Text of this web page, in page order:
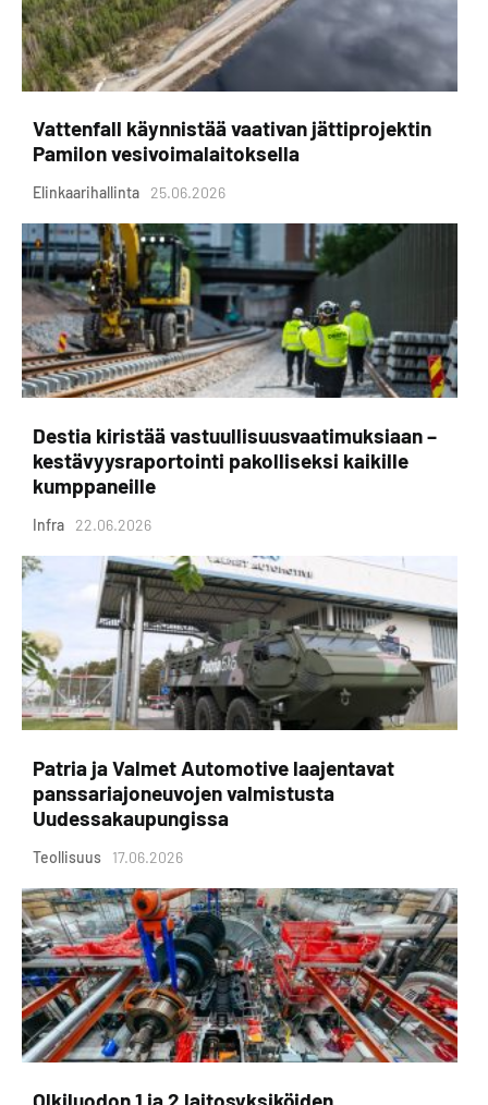
Vattenfall käynnistää vaativan jättiprojektin
Pamilon vesivoimalaitoksella
Elinkaarihallinta 25.06.2026
Destia kiristää vastuullisuusvaatimuksiaan –
kestävyysraportointi pakolliseksi kaikille
kumppaneille
Infra 22.06.2026
Patria ja Valmet Automotive laajentavat
panssariajoneuvojen valmistusta
Uudessakaupungissa
Teollisuus 17.06.2026
Olkiluodon 1 ja 2 laitosyksiköiden